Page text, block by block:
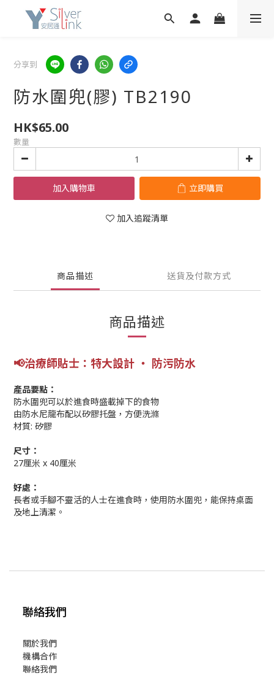
分享到
防水圍兜(膠) TB2190
HK$65.00
數量
加入購物車 立即購買
加入追蹤清單
商品描述 送貨及付款方式
商品描述
📢治療師貼士 ：特大設計 ‧ 防污防水
產品要點：
防水圍兜可以於進食時盛載掉下的食物
由防水尼龍布配以矽膠托盤，方便洗滌
材質: 矽膠
尺寸：
27厘米 x 40厘米
好處：
長者或手腳不靈活的人士在進食時，使用防水圍兜，能保持桌面
及地上清潔。
聯絡我們
關於我們
機構合作
聯絡我們